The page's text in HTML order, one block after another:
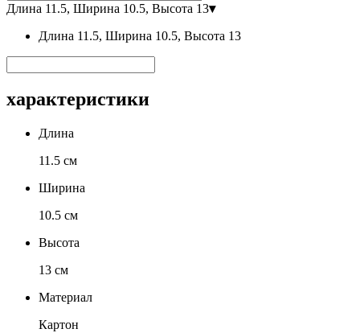
Длина 11.5, Ширина 10.5, Высота 13▾
Длина 11.5, Ширина 10.5, Высота 13
характеристики
Длина
11.5 см
Ширина
10.5 см
Высота
13 см
Материал
Картон